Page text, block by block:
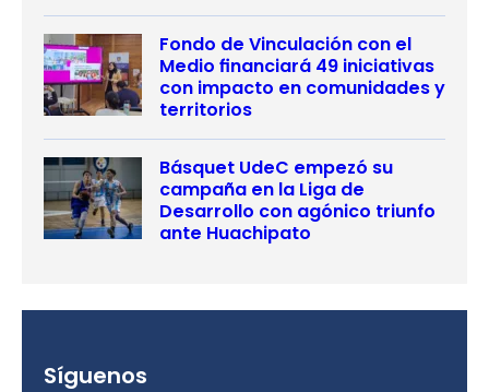
Fondo de Vinculación con el
Medio financiará 49 iniciativas
con impacto en comunidades y
territorios
Básquet UdeC empezó su
campaña en la Liga de
Desarrollo con agónico triunfo
ante Huachipato
Síguenos